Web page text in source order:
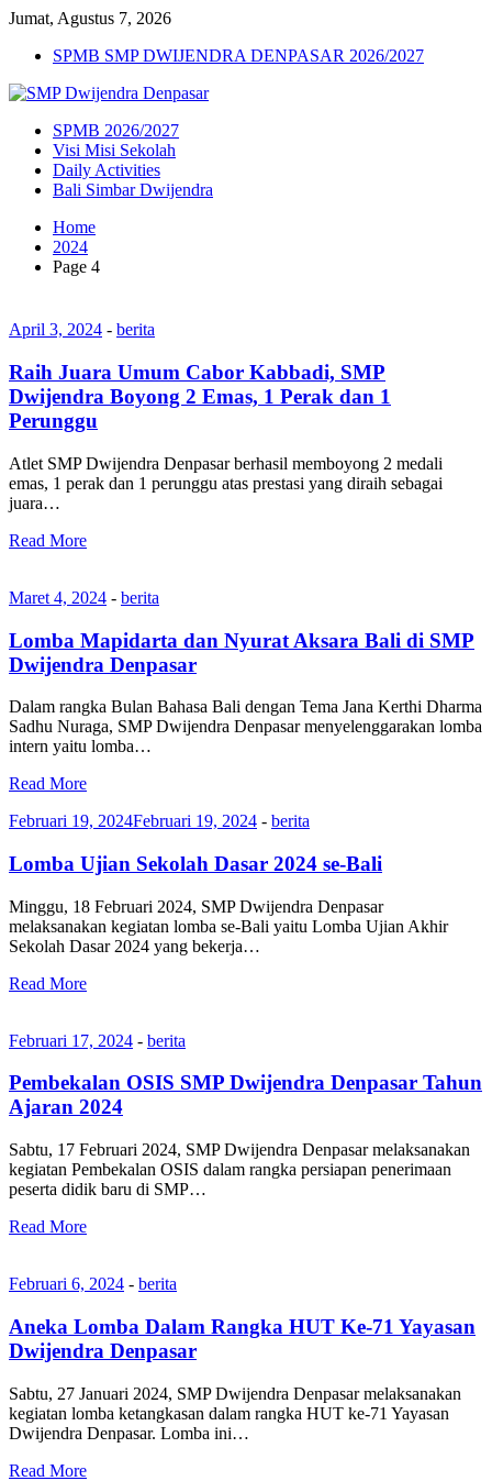
Jumat, Agustus 7, 2026
SPMB SMP DWIJENDRA DENPASAR 2026/2027
SPMB 2026/2027
Visi Misi Sekolah
Daily Activities
Bali Simbar Dwijendra
Home
2024
Page 4
April 3, 2024 - berita
Raih Juara Umum Cabor Kabbadi, SMP
Dwijendra Boyong 2 Emas, 1 Perak dan 1
Perunggu
Atlet SMP Dwijendra Denpasar berhasil memboyong 2 medali
emas, 1 perak dan 1 perunggu atas prestasi yang diraih sebagai
juara…
Read More
Maret 4, 2024 - berita
Lomba Mapidarta dan Nyurat Aksara Bali di SMP
Dwijendra Denpasar
Dalam rangka Bulan Bahasa Bali dengan Tema Jana Kerthi Dharma
Sadhu Nuraga, SMP Dwijendra Denpasar menyelenggarakan lomba
intern yaitu lomba…
Read More
Februari 19, 2024Februari 19, 2024 - berita
Lomba Ujian Sekolah Dasar 2024 se-Bali
Minggu, 18 Februari 2024, SMP Dwijendra Denpasar
melaksanakan kegiatan lomba se-Bali yaitu Lomba Ujian Akhir
Sekolah Dasar 2024 yang bekerja…
Read More
Februari 17, 2024 - berita
Pembekalan OSIS SMP Dwijendra Denpasar Tahun
Ajaran 2024
Sabtu, 17 Februari 2024, SMP Dwijendra Denpasar melaksanakan
kegiatan Pembekalan OSIS dalam rangka persiapan penerimaan
peserta didik baru di SMP…
Read More
Februari 6, 2024 - berita
Aneka Lomba Dalam Rangka HUT Ke-71 Yayasan
Dwijendra Denpasar
Sabtu, 27 Januari 2024, SMP Dwijendra Denpasar melaksanakan
kegiatan lomba ketangkasan dalam rangka HUT ke-71 Yayasan
Dwijendra Denpasar. Lomba ini…
Read More